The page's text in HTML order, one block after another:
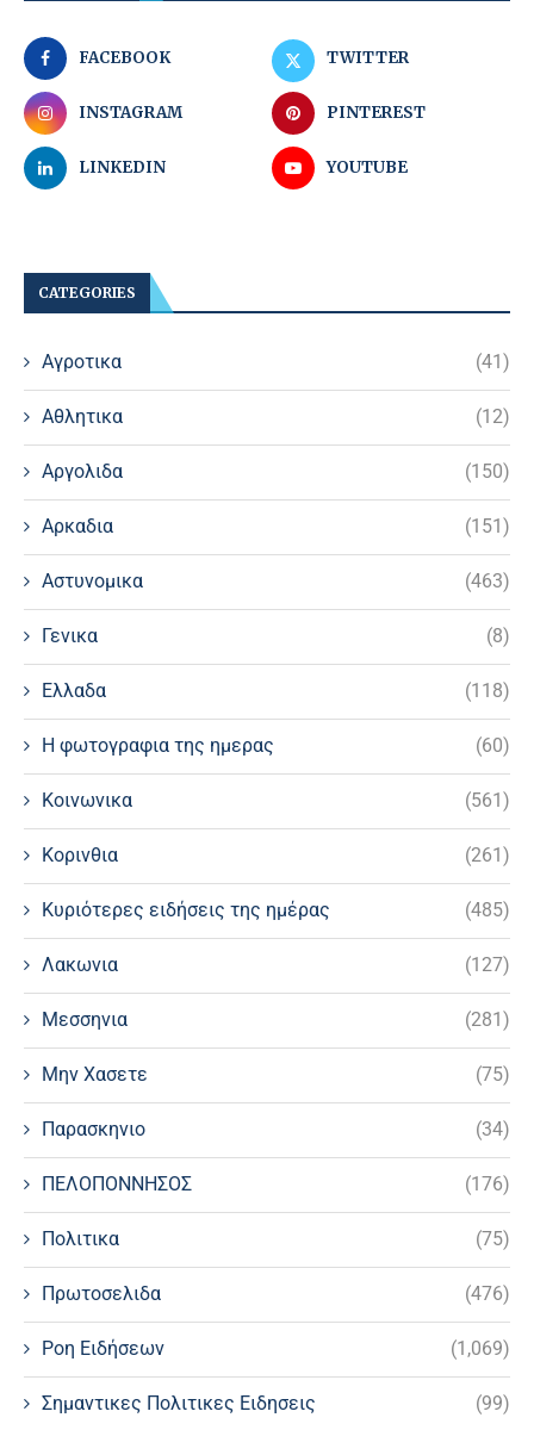
FACEBOOK TWITTER
INSTAGRAM PINTEREST
LINKEDIN YOUTUBE
CATEGORIES
Αγροτικα (41)
Αθλητικα (12)
Αργολιδα (150)
Αρκαδια (151)
Αστυνομικα (463)
Γενικα (8)
Ελλαδα (118)
Η φωτογραφια της ημερας (60)
Κοινωνικα (561)
Κορινθια (261)
Κυριότερες ειδήσεις της ημέρας (485)
Λακωνια (127)
Μεσσηνια (281)
Μην Χασετε (75)
Παρασκηνιο (34)
ΠΕΛΟΠΟΝΝΗΣΟΣ (176)
Πολιτικα (75)
Πρωτοσελιδα (476)
Ροη Ειδήσεων (1,069)
Σημαντικες Πολιτικες Ειδησεις (99)